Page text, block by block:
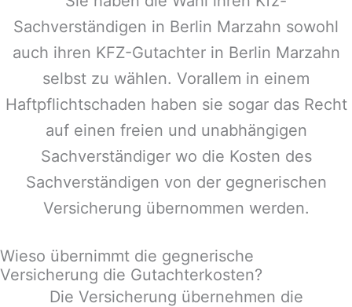
Sachverständigen in Berlin Marzahn sowohl
auch ihren KFZ-Gutachter in Berlin Marzahn
selbst zu wählen. Vorallem in einem
Haftpflichtschaden haben sie sogar das Recht
auf einen freien und unabhängigen
Sachverständiger wo die Kosten des
Sachverständigen von der gegnerischen
Versicherung übernommen werden.
Wieso übernimmt die gegnerische
Versicherung die Gutachterkosten?
Die Versicherung übernehmen die